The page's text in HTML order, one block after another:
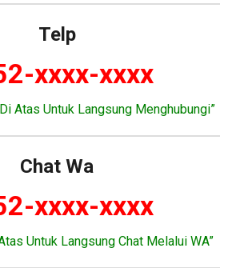
Telp
xxxx-xxxx
Atas Untuk Langsung Menghubungi”
Chat Wa
xxxx-xxxx
Untuk Langsung Chat Melalui WA”